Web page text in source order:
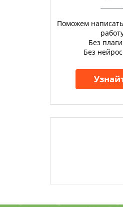
Поможем
Без
Без